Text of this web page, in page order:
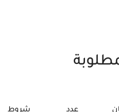
عدد شروط